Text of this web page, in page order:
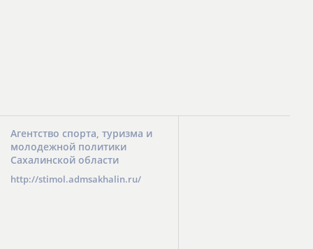
Агентство спорта, туризма и
молодежной политики
Сахалинской области
http://stimol.admsakhalin.ru/